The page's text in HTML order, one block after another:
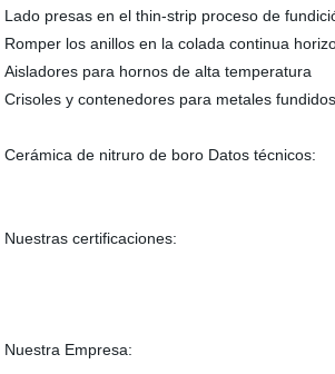
Lado presas en el thin-strip proceso de
Romper los anillos en la colada continua
Aisladores para hornos de alta temperatura
Crisoles y contenedores para metales fundidos
Cerámica de nitruro de boro Datos técnicos:
Nuestras certificaciones:
Nuestra Empresa: